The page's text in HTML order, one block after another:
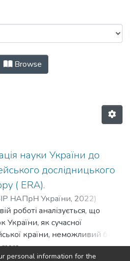
конференцій,
Browse
науки України до
дослідницького
( ERA).
НАПрН України, 2022)
М. Г.;Шаповалова, О. В.;
M.;Shapovalova, O.
роботі аналізується, що
України, як сучасної
країни, неможливий без
наукового спілкування,
досвіду зарубіжних країн.
personal information for the